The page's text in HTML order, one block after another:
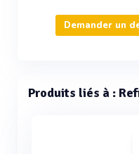
Demander un
Produits liés à :